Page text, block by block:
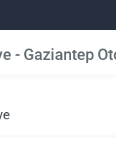
- Gaziantep